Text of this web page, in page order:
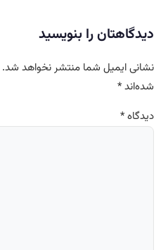
دیدگاهتان را بنویسید
نشانی ایمیل شما منتشر نخواهد شد.
شده‌اند*
دیدگاه*